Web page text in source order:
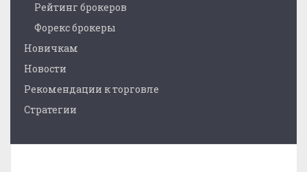
Рейтинг брокеров
Форекс брокеры
Новичкам
Новости
Рекомендации к торговле
Стратегии